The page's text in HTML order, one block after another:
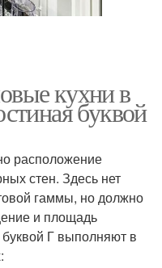
кухни в
буквой
расположение
стен. Здесь нет
гаммы, но должно
и площадь
Г выполняют в